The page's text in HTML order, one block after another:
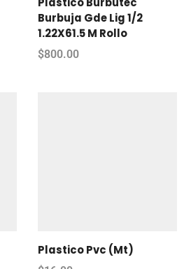
Burbuja Gde Lig 1/2
1.22X61.5 M Rollo
$800.00
Plastico Pvc (Mt)